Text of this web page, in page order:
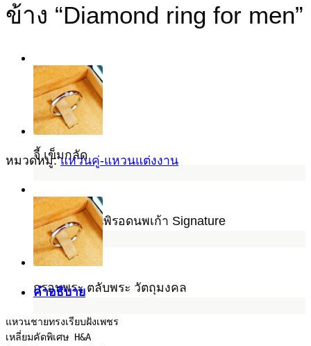
จี้ เข็มกลัด
นพเก้า แหวนพิรอดนพเก้า Signature
กรอบพระ ตลับพระ วัตถุมงคล
ข้าง “Diamond ring for men”
หมวดหมู่:แหวนคู่-แหวนแต่งงาน
คำอธิบาย
แหวนชายทรงเรียบฝังเพชร
เหลี่ยมคัดพิเศษ H&A